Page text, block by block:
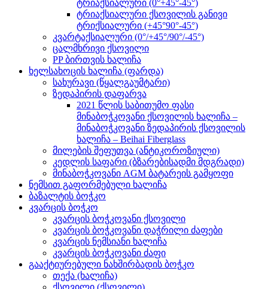
ტრიაქსიალური (0°+45°-45°)
ტრიაქსიალური ქსოვილის განივი
ტრიქსიალური (+45°90°-45°)
კვარტაქსიალური (0°/+45°/90°/-45°)
ცალმხრივი ქსოვილი
PP ბირთვის ხალიჩა
ხელსახოცის ხალიჩა (ფარდა)
სახურავი (წყალგაუმტარი)
ზედაპირის დაფარვა
2021 წლის საბითუმო ფასი
მინაბოჭკოვანი ქსოვილის ხალიჩა –
მინაბოჭკოვანი ზედაპირის ქსოვილის
ხალიჩა – Beihai Fiberglass
მილების შეფუთვა (ანტიკოროზიული)
კედლის საფარი (ბზარებისადმი მდგრადი)
მინაბოჭკოვანი AGM ბატარეის გამყოფი
ნემსით გაფორმებული ხალიჩა
ბაზალტის ბოჭკო
კვარცის ბოჭკო
კვარცის ბოჭკოვანი ქსოვილი
კვარცის ბოჭკოვანი დაჭრილი ძაფები
კვარცის ნემსიანი ხალიჩა
კვარცის ბოჭკოვანი ძაფი
გააქტიურებული ნახშირბადის ბოჭკო
თექა (ხალიჩა)
ქსოვილი (ქსოვილი)